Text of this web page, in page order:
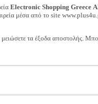
Electronic Shopping Greece
μέσα από το site
τα έξοδα αποστολής.